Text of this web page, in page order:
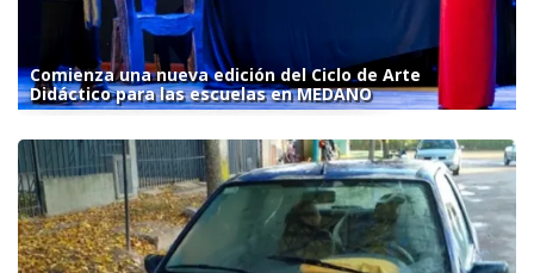
Comienza una nueva edición del Ciclo de Arte
Didáctico para las escuelas en MEDANO